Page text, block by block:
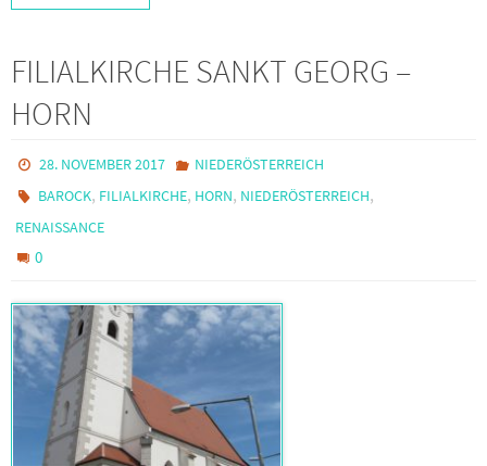
FILIALKIRCHE SANKT GEORG –
HORN
28. NOVEMBER 2017
NIEDERÖSTERREICH
BAROCK, FILIALKIRCHE, HORN, NIEDERÖSTERREICH,
RENAISSANCE
0